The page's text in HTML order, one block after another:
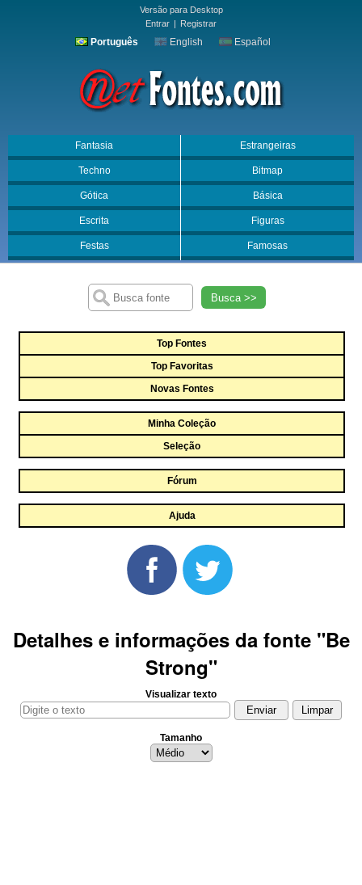
Versão para Desktop
Entrar | Registrar
Português English Español
Fantasia Estrangeiras
Techno Bitmap
Gótica Básica
Escrita Figuras
Festas Famosas
Busca >>
Top Fontes
Top Favoritas
Novas Fontes
Minha Coleção
Seleção
Fórum
Ajuda
Detalhes e informações da fonte "Be
Strong"
Visualizar texto
Tamanho